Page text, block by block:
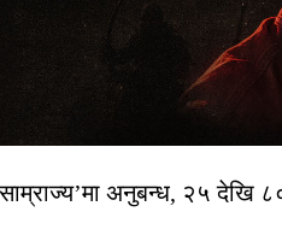
अनुबन्ध, २५ देखि